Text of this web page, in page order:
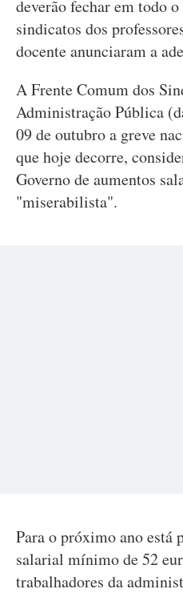
deverão fechar em todo
sindicatos dos
docente anunciaram a
A Frente Comum dos
Administração Pública
09 de outubro a greve
que hoje decorre,
Governo de aumentos
"miserabilista".
Para o próximo ano está
salarial mínimo de 52
trabalhadores da